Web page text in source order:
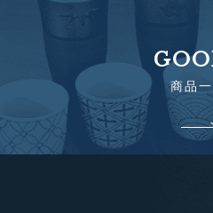
商品